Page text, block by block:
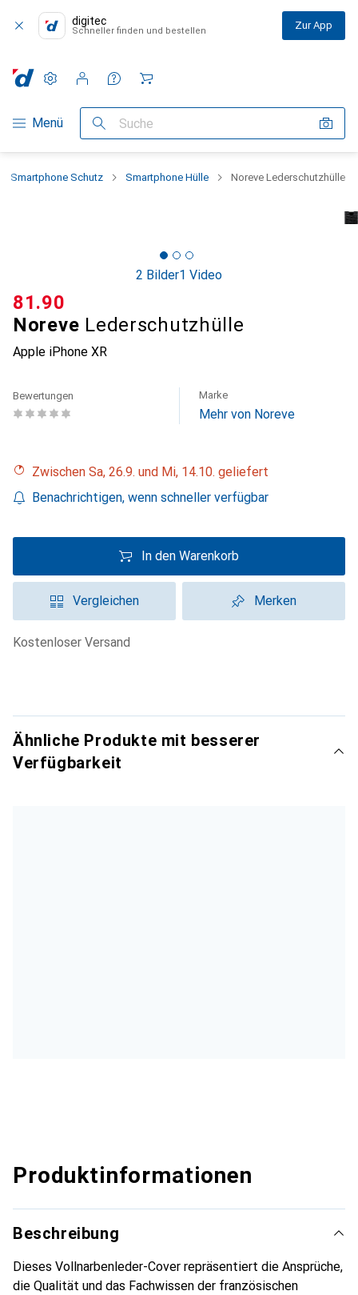
digitec
Schneller finden und bestellen Zur App
Navigation nach Kategorien
Menü Suche
Einstellungen
Kundenkonto
Vergleichslisten
Merklisten
Warenkorb
Smartphone Schutz Smartphone Hülle Noreve Lederschutzhülle
2 Bilder1 Video
Noreve Lederschutzhülle
Apple iPhone XR
CHF
81.90
Bewertungen Marke
Mehr von Noreve
Zwischen Sa, 26.9. und Mi, 14.10. geliefert
Benachrichtigen, wenn schneller verfügbar
In den Warenkorb
Vergleichen Merken
kostenloser Versand
Ähnliche Produkte mit besserer
Verfügbarkeit
Produktinformationen
Beschreibung
Dieses Vollnarbenleder-Cover repräsentiert die Ansprüche,
die Qualität und das Fachwissen der französischen